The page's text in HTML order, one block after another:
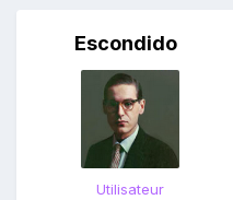
Escondido
Utilisateur